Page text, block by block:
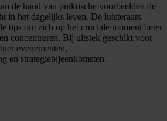
de hand van praktische voorbeelden de
in het dagelijks leven. De luisteraars
tips om zich op het cruciale moment beter
concentreren. Bij uitstek geschikt voor
evenementen,
en strategiebijeenkomsten.